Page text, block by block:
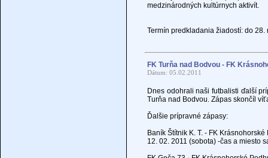
medzinárodných kultúrnych aktivít.
Termín predkladania žiadostí: do 28.
FK Turňa nad Bodvou - FK
Dátum: 05.02.2011
Dnes odohrali naši futbalisti ďalší
Turňa nad Bodvou. Zápas skončíl
Ďalšie prípravné zápasy:
Baník Štítnik K. T. - FK
12. 02. 2011 (sobota) -čas a miesto